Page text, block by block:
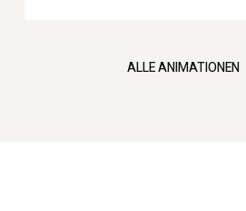
ALLE ANIMATIONEN